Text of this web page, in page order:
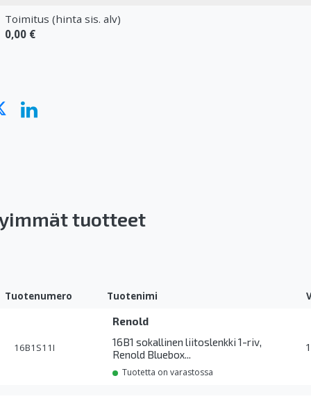
Toimitus (hinta sis. alv)
0,00 €
tuotteet
Tuotenumero Tuotenimi
16B1S11I
Renold
16B1 sokallinen liitoslenkki 1-riv,
Renold Bluebox...
Tuotetta on varastossa